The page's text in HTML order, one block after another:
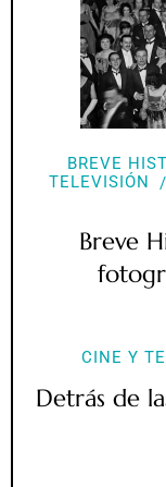
BREVE
TELEVISIÓN
Breve
CINE Y
Detrás de